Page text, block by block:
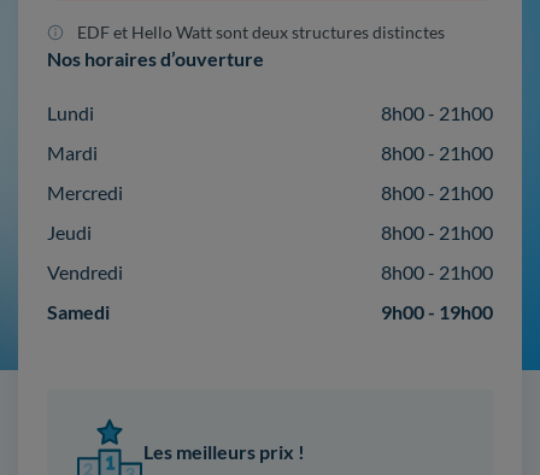
EDF et Hello Watt sont deux structures distinctes
Nos horaires d’ouverture
Lundi
8h00 - 21h00
Mardi
8h00 - 21h00
Mercredi
8h00 - 21h00
Jeudi
8h00 - 21h00
Vendredi
8h00 - 21h00
Samedi
9h00 - 19h00
Les meilleurs prix !